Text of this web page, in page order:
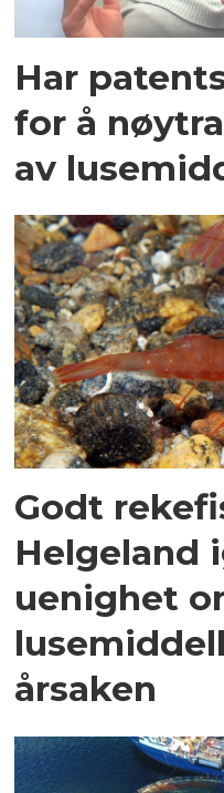
Har
for å
av
Godt
Helgeland
uenighet
årsaken